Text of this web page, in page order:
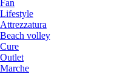
Fan
Lifestyle
Attrezzatura
Beach volley
Cure
Outlet
Marche